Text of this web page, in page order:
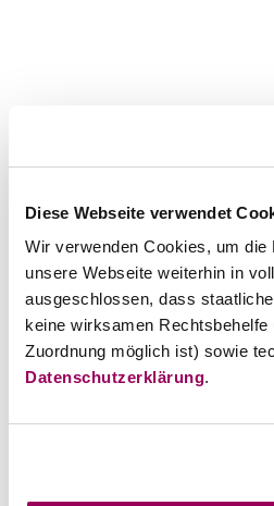
Diese Webseite verwendet
Wir verwenden Cookies, um
unsere Webseite weiterhin in
ausgeschlossen, dass
keine wirksamen
Zuordnung möglich ist) sowie
Datenschutzerklärung.